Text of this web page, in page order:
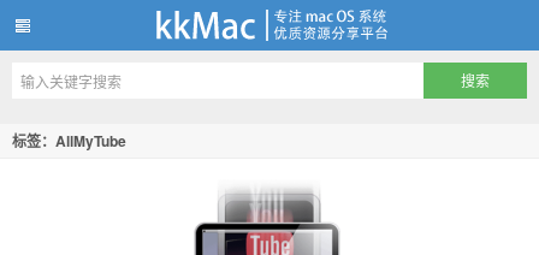
kkMac
标签：AllMyTube